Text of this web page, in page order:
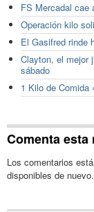
FS Mercadal cae
Operación kilo
El Gasifred rinde
Clayton, el mejor
sábado
1 Kilo de Comida
Comenta esta
Los comentarios
disponibles de nuevo.